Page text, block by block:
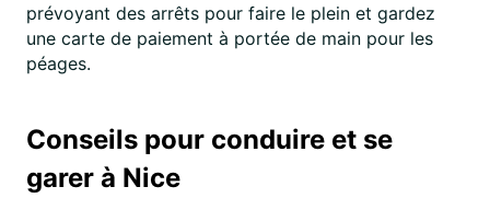
prévoyant des arrêts pour faire le plein et gardez
une carte de paiement à portée de main pour les
péages.
Conseils pour conduire et se
garer à Nice